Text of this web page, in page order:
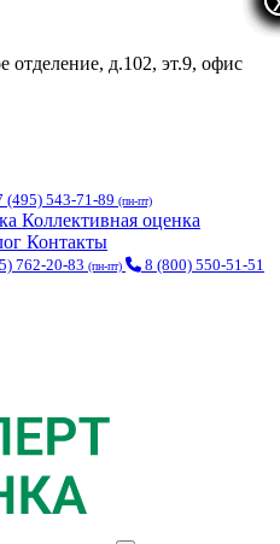
д.102, эт.9, офис
(495) 543-71-89 (пн-пт)
Коллективная оценка
Контакты
762-20-83 (пн-пт) 8 (800) 550-51-51